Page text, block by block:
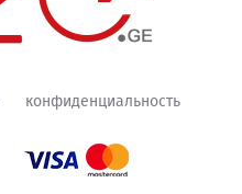
конфиденциальность